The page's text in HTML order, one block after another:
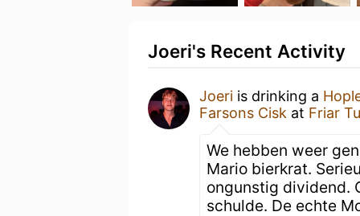
Joeri's Recent Activity
Joeri is drinking a
Farsons Cisk at Friar
We hebben weer
Mario bierkrat.
ongunstig dividend.
schulde. De echte